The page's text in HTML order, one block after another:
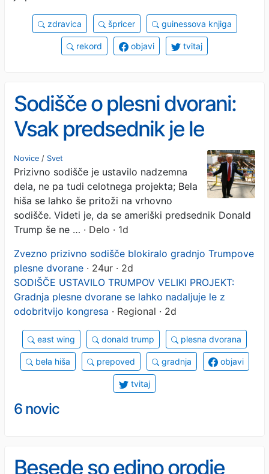
zdravica špricer guinessova knjiga
rekord objavi tvitaj
Sodišče o plesni dvorani:
Vsak predsednik je le
začasni stanovalec Bele
hiše
Novice / Svet
Prizivno sodišče je ustavilo nadzemna
dela, ne pa tudi celotnega projekta; Bela
hiša se lahko še pritoži na vrhovno
sodišče. Videti je, da se ameriški predsednik Donald
Trump še ne … · Delo · 1d
Zvezno prizivno sodišče blokiralo gradnjo Trumpove
plesne dvorane · 24ur · 2d
SODIŠČE USTAVILO TRUMPOV VELIKI PROJEKT:
Gradnja plesne dvorane se lahko nadaljuje le z
odobritvijo kongresa · Regional · 2d
east wing donald trump plesna dvorana
bela hiša prepoved gradnja objavi
tvitaj
6 novic
Besede so edino orodje